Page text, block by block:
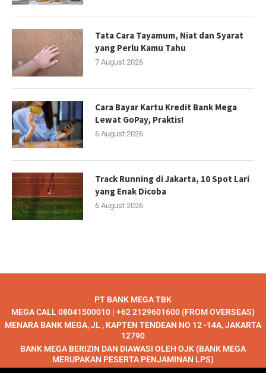
Tata Cara Tayamum, Niat dan Syarat
yang Perlu Kamu Tahu
7 August 2026
Cara Bayar Kartu Kredit Bank Mega
Lewat GoPay, Praktis!
6 August 2026
Track Running di Jakarta, 10 Spot Lari
yang Enak Dicoba
6 August 2026
PT BANK MEGA TBK
MEGA CALL 08041500010 | +62 2129601600 (FROM OVERSEAS)
MENARA BANK MEGA, JL , KAPTEN TENDEAN NO 12 -14A, JAKARTA
12790
BANK MEGA BERIZIN DAN DIAWASI OLEH OJK (BANK MEGA
MERUPAKAN PESERTA PENJAMINAN LPS)